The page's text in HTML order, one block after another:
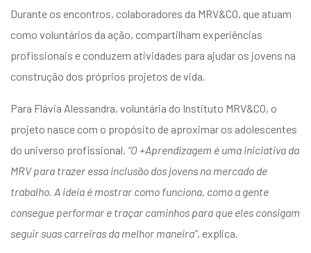
Durante os encontros, colaboradores da MRV&CO, que atuam
como voluntários da ação, compartilham experiências
profissionais e conduzem atividades para ajudar os jovens na
construção dos próprios projetos de vida.
Para Flávia Alessandra, voluntária do Instituto MRV&CO, o
projeto nasce com o propósito de aproximar os adolescentes
do universo profissional. “O +Aprendizagem é uma iniciativa da
MRV para trazer essa inclusão dos jovens no mercado de
trabalho. A ideia é mostrar como funciona, como a gente
consegue performar e traçar caminhos para que eles consigam
seguir suas carreiras da melhor maneira”, explica.